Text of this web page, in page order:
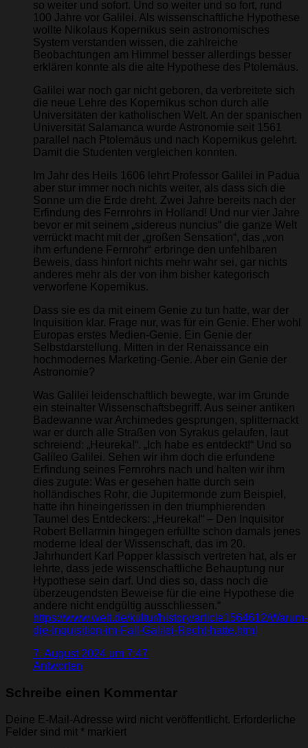
so weiter und sofort. Und so weiter und so fort, rund
100 Jahre vor Galilei. Als wissenschaftliche Hypothese
wollte Nikolaus Kopernikus sein astronomisches
System verstanden wissen, die zahlreiche
Beobachtungen am Himmel besser allerdings besser
erklären konnte als die alte Hypothese des Ptolemäus.
Galilei war noch gar nicht geboren, da verbreitete sich
die neue Lehre des Kopernikus schon durch alle
Universitäten der katholischen Welt. An der spanischen
Universität Salamanca wurde Astronomie seit 1561
parallel nach Ptolemäus und nach Kopernikus gelehrt.
Damit die Studenten vergleichen konnten.
Im Jahr des Heils 1606 lehrt Professor Galilei in Padua
aber stur immer noch nichts weiter, als dass sich die
Sonne um die Erde dreht. Zwei Jahre bereits nach der
Erfindung des Fernrohrs in Holland! Und nur vier Jahre
bevor er mit seinem „sidereus nuncius“ die ganze Welt
verrückt macht mit der „großen Sensation“, das „von
ihm erfundene Fernrohr“ erbringe den unfehlbaren
Beweis, dass hinfort nichts mehr wahr sei, gar nichts
anderes mehr als der von ihm bisher kategorisch
verworfene Kopernikus.
Dass sie es da mit einem Genie zu tun hatte, war der
Inquisition klar. Frage nur, was für ein Genie. Eher wohl
Europas erstes Medien-Genie. Ein Genie der
Selbstdarstellung. Mitten in der Renaissance ein
hochmodernes Marketing-Genie. Aber ein Genie der
Astronomie?
Was Galilei leidenschaftlich bewegte, war im Grunde
ein steinalter Wissenschaftsbegriff. Aus seiner antiken
Badewanne war Archimedes gesprungen, splitternackt
war er durch alle Straßen von Syrakus gelaufen, laut
schreiend: „Heureka!“. „Ich habe es entdeckt!“ Und so
Galileo Galilei. Sehen wir ihm doch die erfundene
Erfindung seines Fernrohrs nach und halten wir ihm
dies zugute: Was er gesehen hatte durch sein
holländisches Rohr, die Jupitermonde zum Beispiel,
hatte ihn hineingerissen in den triumphierenden
Taumel des Entdeckers: „Heureka!“ – Den Inquisitor
Robert Bellarmin hingegen erfüllte schon damals jenes
moderne Ideal der Wissenschaft, das im 20.
Jahrhundert Karl Popper klassisch vertreten hat, als er
lehrte, dass jede wissenschaftliche Behauptung nur
Hypothese sein darf. Und dies so, dass noch die
überzeugendsten Beweise für die eine Hypothese die
andere nicht endgültig ausschliessen.“
https://www.welt.de/kultur/history/article1564612/Warum-
die-Inquisition-im-Fall-Galilei-Recht-hatte.html
7. August 2024 um 7:47
Antworten
Schreibe einen Kommentar
Deine E-Mail-Adresse wird nicht veröffentlicht. Erforderliche
Felder sind mit * markiert